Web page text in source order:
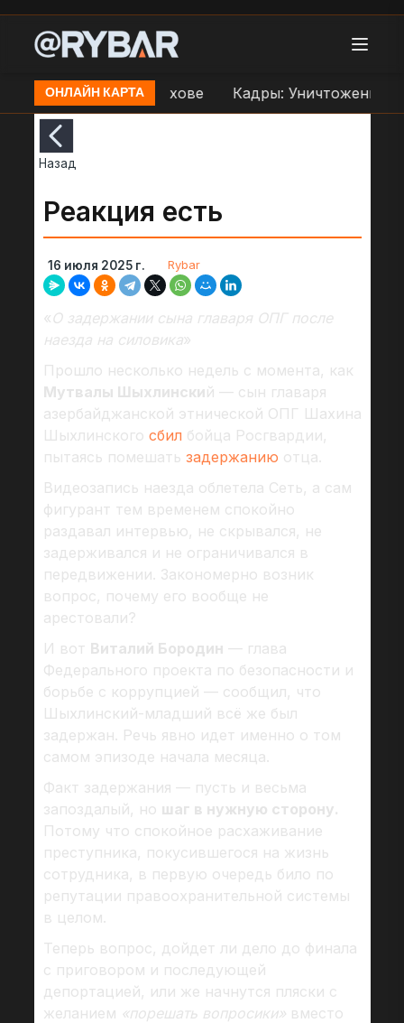
ОНЛАЙН КАРТА
ВСУ в Орехове Кадры: Уничтожение
Назад
Реакция есть
16 июля 2025 г. Rybar
« О задержании сына главаря ОПГ после
наезда на силовика»
Прошло несколько недель с момента, как
Мутвалы Шыхлинский — сын главаря
азербайджанской этнической ОПГ Шахина
Шыхлинского сбил бойца Росгвардии,
пытаясь помешать задержанию отца.
Видеозапись наезда облетела Сеть, а сам
фигурант тем временем спокойно
раздавал интервью, не скрывался, не
задерживался и не ограничивался в
передвижении. Закономерно возник
вопрос, почему его вообще не
арестовали?
И вот Виталий Бородин — глава
Федерального проекта по безопасности и
борьбе с коррупцией — сообщил, что
Шыхлинский-младший всё же был
задержан. Речь явно идет именно о том
самом эпизоде начала месяца.
Факт задержания — пусть и весьма
запоздалый, но шаг в нужную сторону.
Потому что спокойное расхаживание
преступника, покусившегося на жизнь
сотрудника, в первую очередь било по
репутации правоохранительной системы
в целом.
Теперь вопрос, дойдет ли дело до финала
с приговором и последующей
депортацией, или же начнутся пляски с
желанием «порешать вопросики»вместо